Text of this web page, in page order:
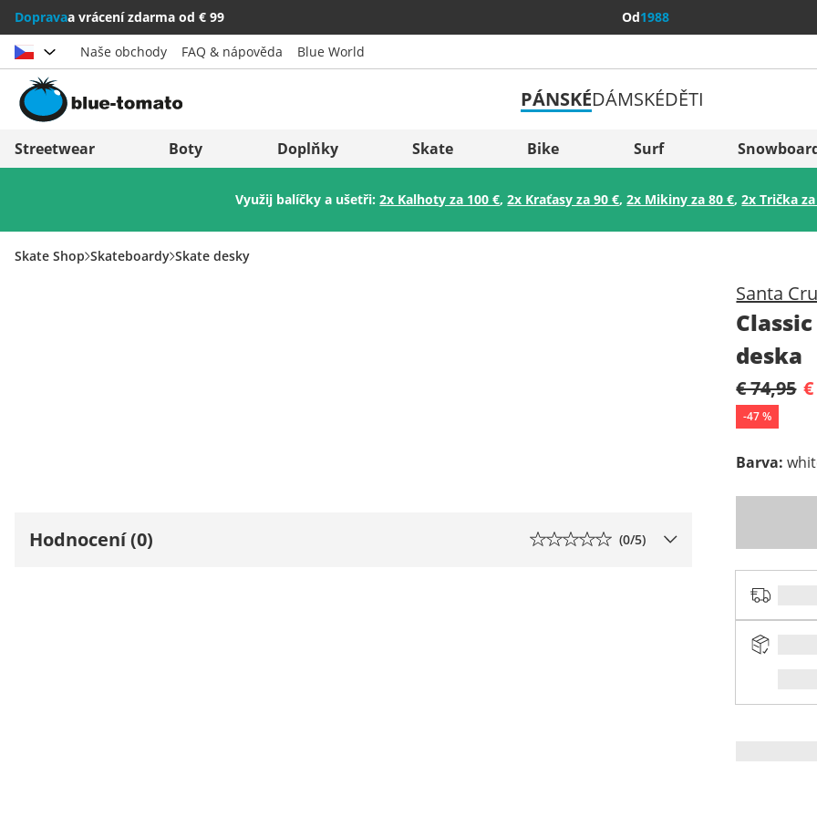
Dopravaa vrácení zdarma od € 99 Od1988
Vybrat zemi
Österreich
Italia (Italiano)
Italien (Deutsch)
Slovenija
België (Nederlands)
Naše obchody FAQ & nápověda Blue World
PÁNSKÉDÁMSKÉDĚTI
Streetwear Boty Doplňky Skate Bike Surf
Využij balíčky a ušetři:2x Kalhoty za 100 €,2x Kraťasy za 90 €,2x Mikiny za 80 €,2x Trička
Skate Shop Skateboardy Skate desky
Santa
deska
€ 74,95
-47%
Barva:
Hodnocení (0) (0/5)